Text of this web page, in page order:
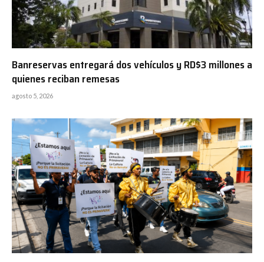
Banreservas entregará dos vehículos y RD$3 millones a
quienes reciban remesas
agosto 5, 2026